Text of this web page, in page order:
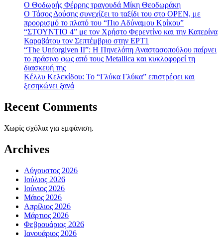
Ο Θοδωρής Φέρρης τραγουδά Μίκη Θεοδωράκη
Ο Τάσος Δούσης συνεχίζει το ταξίδι του στο OPEN, με
προορισμό το πλατό του “Πιο Αδύναμου Κρίκου”
“ΣΤΟΥΝΤΙΟ 4” με τον Χρήστο Φερεντίνο και την Κατερίνα
Καραβάτου τον Σεπτέμβριο στην ΕΡΤ1
“The Unforgiven II”: Η Πηνελόπη Αναστασοπούλου παίρνει
το πράσινο φως από τους Metallica και κυκλοφορεί τη
διασκευή της
Κέλλυ Κελεκίδου: Το “Γλύκα Γλύκα” επιστρέφει και
ξεσηκώνει ξανά
Recent Comments
Χωρίς σχόλια για εμφάνιση.
Archives
Αύγουστος 2026
Ιούλιος 2026
Ιούνιος 2026
Μάιος 2026
Απρίλιος 2026
Μάρτιος 2026
Φεβρουάριος 2026
Ιανουάριος 2026